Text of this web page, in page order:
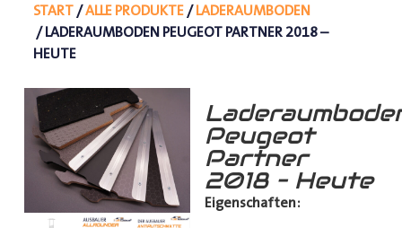
START/ALLE PRODUKTE/LADERAUMBODEN
/ LADERAUMBODEN PEUGEOT PARTNER 2018 –
HEUTE
Peugeot
Partner
2018 – Heute
Eigenschaften: